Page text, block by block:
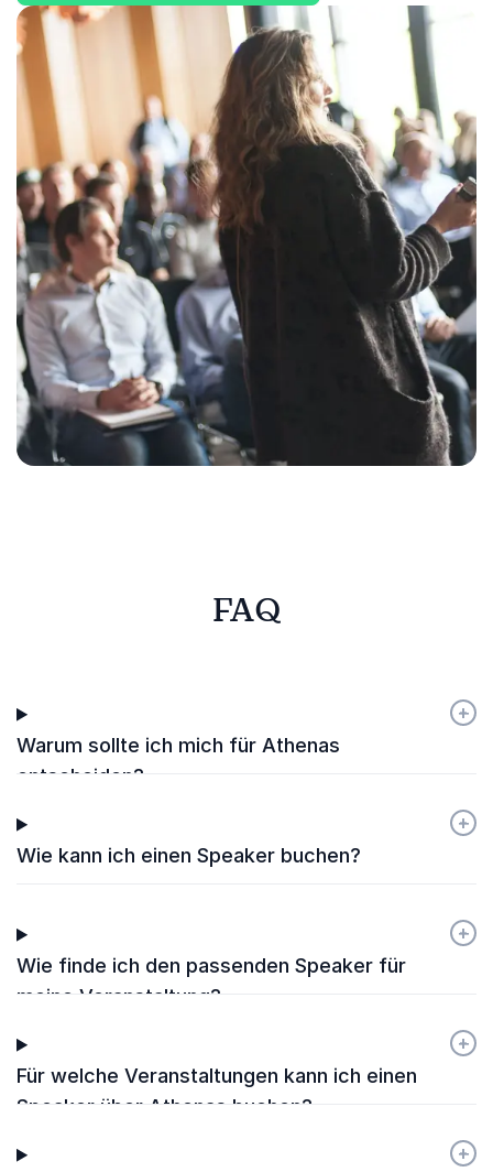
FAQ
Warum sollte ich mich für Athenas
entscheiden?
+
-
Wie kann ich einen Speaker buchen?
+
-
Wie finde ich den passenden Speaker für
meine Veranstaltung?
+
-
Für welche Veranstaltungen kann ich einen
Speaker über Athenas buchen?
+
-
+
-